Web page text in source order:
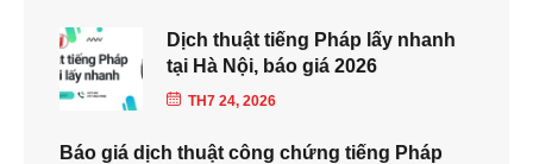
Dịch thuật tiếng Pháp lấy nhanh
tại Hà Nội, báo giá 2026
TH7 24, 2026
Báo giá dịch thuật công chứng tiếng Pháp